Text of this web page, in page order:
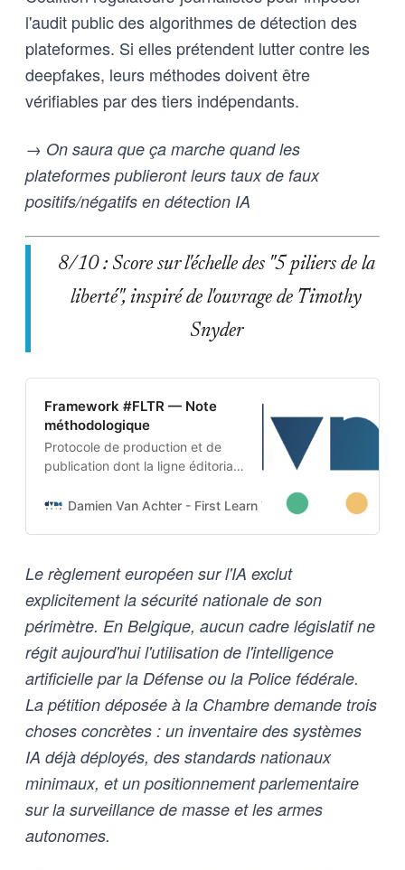
l'audit public des algorithmes de détection des
plateformes. Si elles prétendent lutter contre les
deepfakes, leurs méthodes doivent être
vérifiables par des tiers indépendants.
→ On saura que ça marche quand les
plateformes publieront leurs taux de faux
positifs/négatifs en détection IA
8/10 : Score sur l'échelle des "5 piliers de la
liberté", inspiré de l'ouvrage de Timothy
Snyder
Framework #FLTR — Note
méthodologique
Protocole de production et de
publication dont la ligne éditoriale
projet. Cette architecture auto-
outils d’intelligence artificielle
qu’aux humains qui les entrainent,
et vice-versa
Damien Van Achter - First Learn The Rules. Then Break
Le règlement européen sur l'IA exclut
explicitement la sécurité nationale de son
périmètre. En Belgique, aucun cadre législatif ne
régit aujourd'hui l'utilisation de l'intelligence
artificielle par la Défense ou la Police fédérale.
La pétition déposée à la Chambre demande trois
choses concrètes : un inventaire des systèmes
IA déjà déployés, des standards nationaux
minimaux, et un positionnement parlementaire
sur la surveillance de masse et les armes
autonomes.